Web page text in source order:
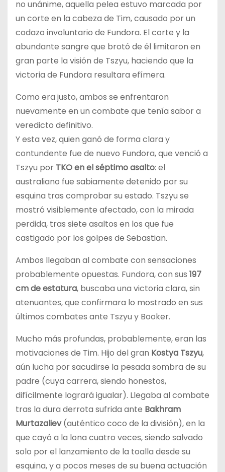
no unánime, aquella pelea estuvo marcada por
un corte en la cabeza de Tim, causado por un
codazo involuntario de Fundora. El corte y la
abundante sangre que brotó de él limitaron en
gran parte la visión de Tszyu, haciendo que la
victoria de Fundora resultara efímera.
Como era justo, ambos se enfrentaron
nuevamente en un combate que tenía sabor a
veredicto definitivo.
Y esta vez, quien ganó de forma clara y
contundente fue de nuevo Fundora, que venció a
Tszyu por TKO en el séptimo asalto: el
australiano fue sabiamente detenido por su
esquina tras comprobar su estado. Tszyu se
mostró visiblemente afectado, con la mirada
perdida, tras siete asaltos en los que fue
castigado por los golpes de Sebastian.
Ambos llegaban al combate con sensaciones
probablemente opuestas. Fundora, con sus 197
cm de estatura, buscaba una victoria clara, sin
atenuantes, que confirmara lo mostrado en sus
últimos combates ante Tszyu y Booker.
Mucho más profundas, probablemente, eran las
motivaciones de Tim. Hijo del gran Kostya Tszyu,
aún lucha por sacudirse la pesada sombra de su
padre (cuya carrera, siendo honestos,
difícilmente logrará igualar). Llegaba al combate
tras la dura derrota sufrida ante Bakhram
Murtazaliev(auténtico coco de la división), en la
que cayó a la lona cuatro veces, siendo salvado
solo por el lanzamiento de la toalla desde su
esquina, y a pocos meses de su buena actuación